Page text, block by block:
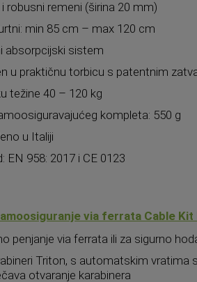
robusni remeni (širina 20 mm)
min 85 cm – max 120 cm
absorpcijski sistem
u praktičnu torbicu s patentnim
težine 40 – 120 kg
kompleta: 550 g
u Italiji
EN 958: 2017 i CE 0123
via ferrata Cable
penjanje via ferrata ili za sigurno
Triton, s automatskim
otvaranje karabinera